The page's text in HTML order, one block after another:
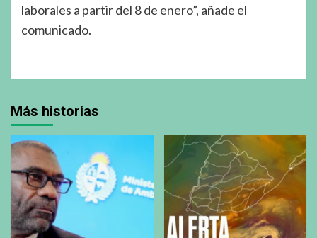
laborales a partir del 8 de enero”, añade el
comunicado.
Más historias